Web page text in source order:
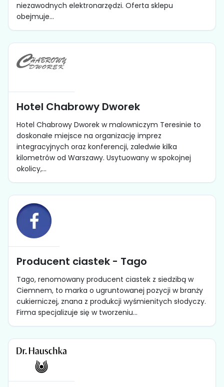
niezawodnych elektronarzędzi. Oferta sklepu
obejmuje...
Hotel Chabrowy Dworek
Hotel Chabrowy Dworek w malowniczym Teresinie to
doskonałe miejsce na organizację imprez
integracyjnych oraz konferencji, zaledwie kilka
kilometrów od Warszawy. Usytuowany w spokojnej
okolicy,...
Producent ciastek - Tago
Tago, renomowany producent ciastek z siedzibą w
Ciemnem, to marka o ugruntowanej pozycji w branży
cukierniczej, znana z produkcji wyśmienitych słodyczy.
Firma specjalizuje się w tworzeniu...